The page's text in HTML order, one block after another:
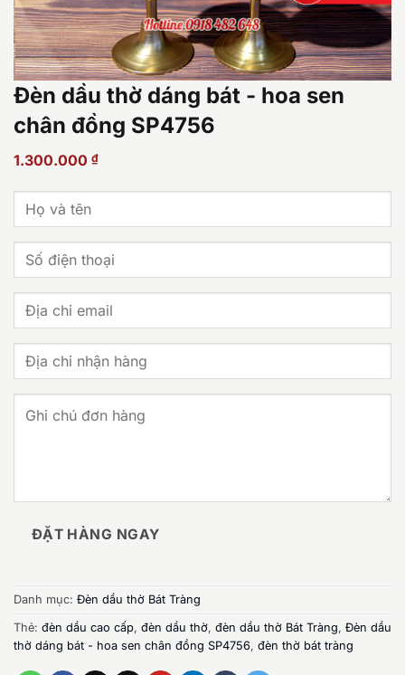
Đèn dầu thờ dáng bát - hoa sen
chân đồng SP4756
1.300.000 ₫
ĐẶT HÀNG NGAY
Danh mục: Đèn dầu thờ Bát Tràng
Thẻ: đèn dầu cao cấp, đèn dầu thờ, đèn dầu thờ Bát Tràng, Đèn dầu
thờ dáng bát - hoa sen chân đồng SP4756, đèn thờ bát tràng